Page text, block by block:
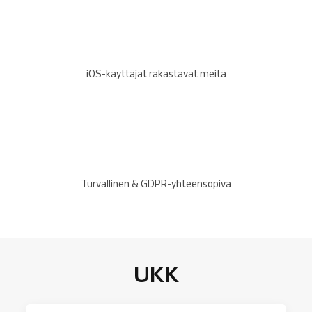
iOS-käyttäjät rakastavat meitä
Turvallinen & GDPR-yhteensopiva
UKK